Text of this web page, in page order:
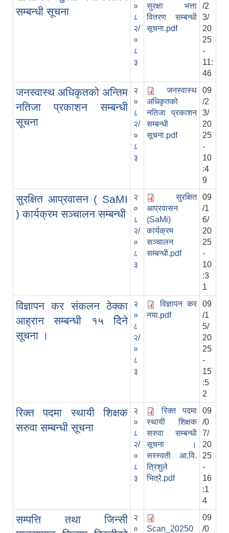
सम्बन्धी सूचना
०
८
२/
०
८
३
सुरक्षा भत्ता
वितरण सम्बन्धी
सूचना.pdf
/2
3/
20
25
-
11:
46
जनस्वास्थ अधिकृतको अन्तिम
नतिजा प्रकाशन सम्बन्धी
सूचना
२
०
८
२/
०
८
३
जनस्वास्थ
अधिकृतको
नतिजा प्रकाशन
सम्बन्धी
सूचना.pdf
09
/2
3/
20
25
-
10
:4
9
सुरक्षित आप्रवासन ( SaMI
) कार्यक्रम सञ्चालन सम्बन्धी
२
०
८
२/
०
८
३
सुरक्षित
आप्रवासन
(SaMi)
कार्यक्रम
सञ्चालन
सम्बन्धी.pdf
09
/1
6/
20
25
-
10
:3
1
विज्ञापन कर स‍ंकलन ठेक्का
आह्रान सम्बन्धी १५ दिेने
सूचना ।
२
०
८
२/
०
८
३
विज्ञापन कर
नया.pdf
09
/1
5/
20
25
-
15
:5
2
रिक्त पदमा स्थायी शिक्षक
सरुवा सम्बन्धी सूचना
२
०
८
२/
०
८
३
रिक्त पदमा
स्थायी शिक्षक
सरुवा सम्बन्धी
सूचना ।
सरस्वती आ.वि.
त्रिशुले
भित्रे.pdf
09
/0
7/
20
25
-
16
:1
4
सम्पत्ति तथा जिन्सी
२
०
Scan_20250
09
/0